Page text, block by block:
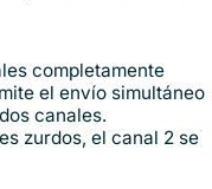
completamente
el envío simultáneo
canales.
zurdos, el canal 2 se